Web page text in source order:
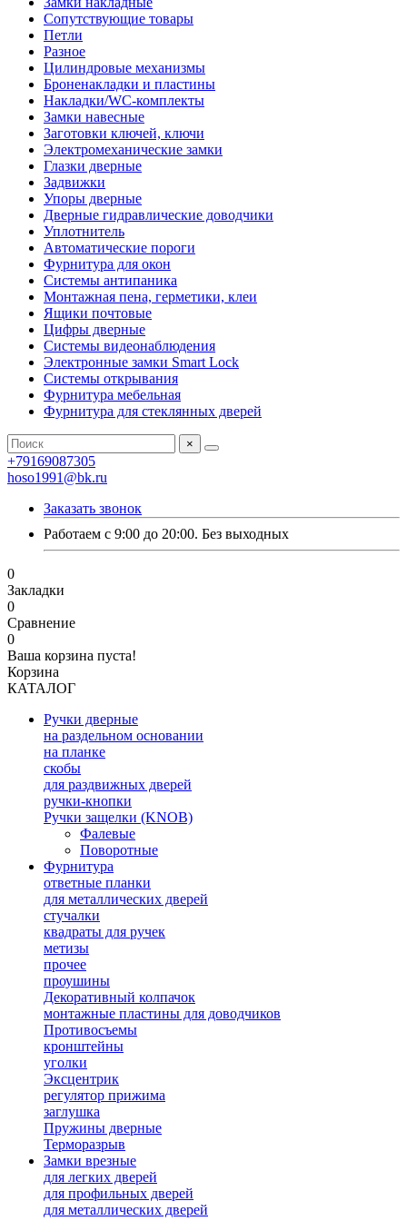
Сопутствующие товары
Петли
Разное
Цилиндровые механизмы
Броненакладки и пластины
Накладки/WC-комплекты
Замки навесные
Заготовки ключей, ключи
Электромеханические замки
Глазки дверные
Задвижки
Упоры дверные
Дверные гидравлические доводчики
Уплотнитель
Автоматические пороги
Фурнитура для окон
Системы антипаника
Монтажная пена, герметики, клеи
Ящики почтовые
Цифры дверные
Системы видеонаблюдения
Электронные замки Smart Lock
Системы открывания
Фурнитура мебельная
Фурнитура для стеклянных дверей
×
+79169087305
hoso1991@bk.ru
Заказать звонок
Работаем с 9:00 до 20:00. Без выходных
0
Закладки
0
Сравнение
0
Ваша корзина пуста!
Корзина
КАТАЛОГ
Ручки дверные
на раздельном основании
на планке
скобы
для раздвижных дверей
ручки-кнопки
Ручки защелки (KNOB)
Фалевые
Поворотные
Фурнитура
ответные планки
для металлических дверей
стучалки
квадраты для ручек
метизы
прочее
проушины
Декоративный колпачок
монтажные пластины для доводчиков
Противосъемы
кронштейны
уголки
Эксцентрик
регулятор прижима
заглушка
Пружины дверные
Терморазрыв
Замки врезные
для легких дверей
для профильных дверей
для металлических дверей